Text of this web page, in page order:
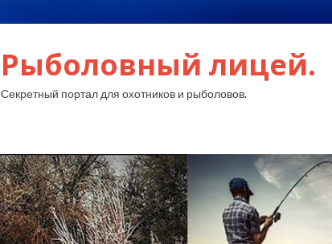
Рыболовный лицей.
Секретный портал для охотников и рыболовов.